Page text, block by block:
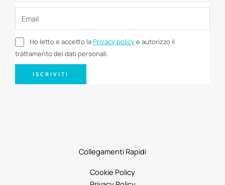
Ho letto e accetto laPrivacy policye autorizzo il
trattamento dei dati personali.
ISCRIVITI
Collegamenti Rapidi
Cookie Policy